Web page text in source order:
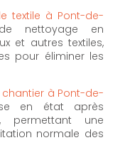
textile à Pont-de-
nettoyage en
et autres textiles,
pour éliminer les
à Pont-de-
en état après
permettant une
normale des